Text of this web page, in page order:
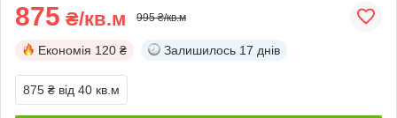
875 ₴/кв.м 995 ₴/кв.м
Економія 120 ₴ Залишилось 17 днів
875 ₴ від 40 кв.м